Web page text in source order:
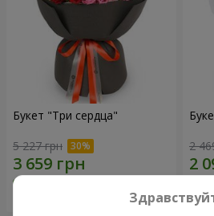
Букет "Три сердца"
5 227 грн 2